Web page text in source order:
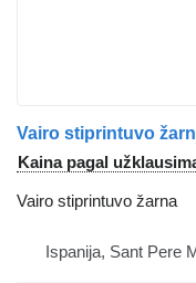
Vairo stiprintuvo
Kaina pagal
Vairo stiprintuvo žarna
Ispanija, Sant Pere